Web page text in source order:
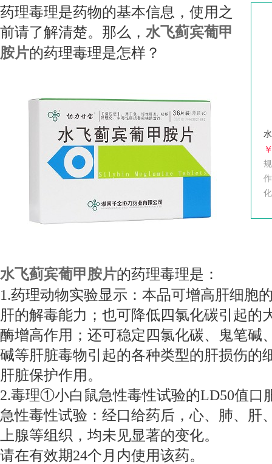
药理毒理是药物的基本信息，使用之
前请了解清楚。那么， 水飞蓟宾葡甲
胺片的药理毒理是怎样？
水飞蓟宾葡甲胺片的药理毒理是：
1.药理动物实验显示：本品可增高肝细胞
肝的解毒能力；也可降低四氯化碳引起的
酶增高作用；还可稳定四氯化碳、鬼笔碱
碱等肝脏毒物引起的各种类型的肝损伤的
肝脏保护作用。
2.毒理①小白鼠急性毒性试验的LD50值
急性毒性试验：经口给药后，心、肺、肝
上腺等组织，均未见显著的变化。
请在有效期24个月内使用该药。